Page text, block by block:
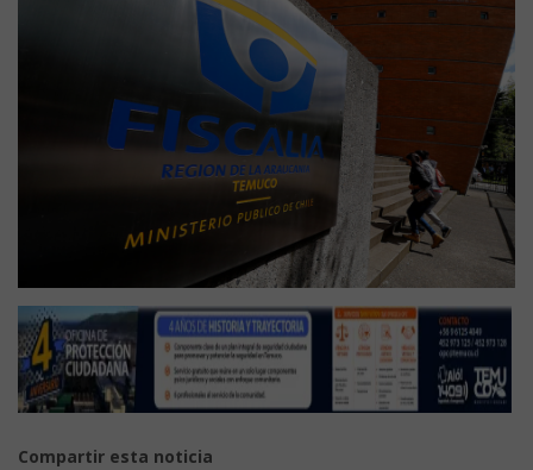
Compartir esta noticia